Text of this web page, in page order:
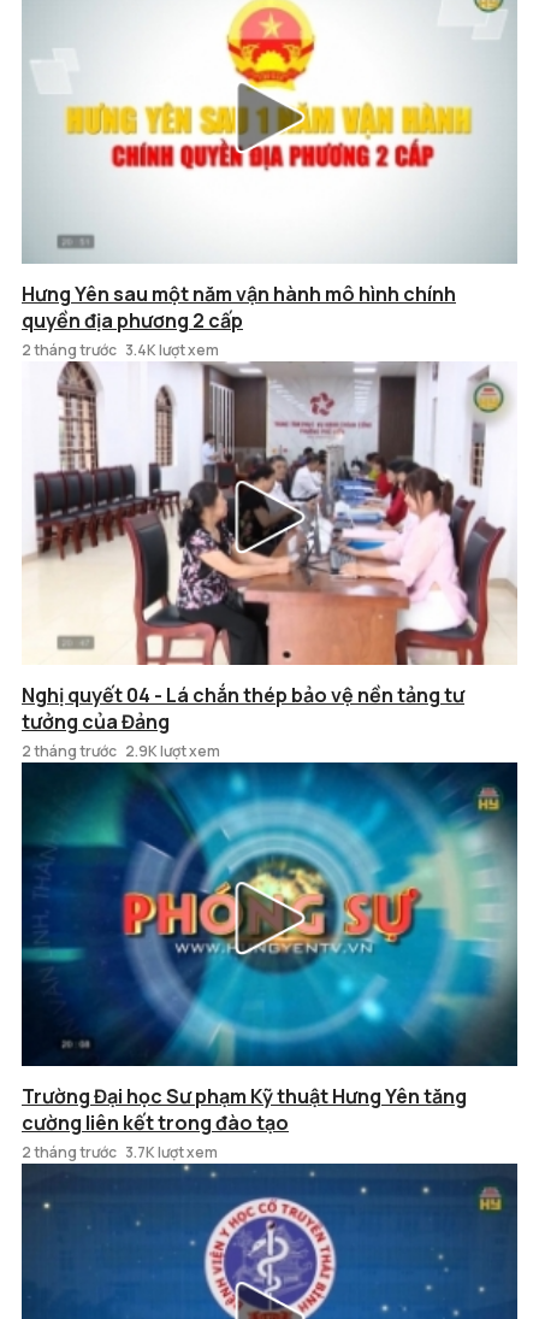
Hưng Yên sau một năm vận hành mô hình chính
quyền địa phương 2 cấp
2 tháng trước 3.4K lượt xem
Nghị quyết 04 - Lá chắn thép bảo vệ nền tảng tư
tưởng của Đảng
2 tháng trước 2.9K lượt xem
Trường Đại học Sư phạm Kỹ thuật Hưng Yên tăng
cường liên kết trong đào tạo
2 tháng trước 3.7K lượt xem